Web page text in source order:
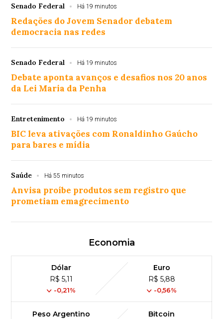
Senado Federal Há 19 minutos
Redações do Jovem Senador debatem
democracia nas redes
Senado Federal Há 19 minutos
Debate aponta avanços e desafios nos 20 anos
da Lei Maria da Penha
Entretenimento Há 19 minutos
BIC leva ativações com Ronaldinho Gaúcho
para bares e mídia
Saúde Há 55 minutos
Anvisa proíbe produtos sem registro que
prometiam emagrecimento
Economia
Dólar
R$ 5,11
-0,21%
Euro
R$ 5,88
-0,56%
Peso Argentino
Bitcoin